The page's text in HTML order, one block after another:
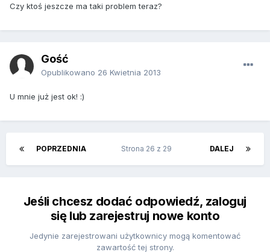
Czy ktoś jeszcze ma taki problem teraz?
Gość
Opublikowano 26 Kwietnia 2013
U mnie już jest ok! :)
POPRZEDNIA DALEJ
Strona 26 z 29
Jeśli chcesz dodać odpowiedź, zaloguj
się lub zarejestruj nowe konto
Jedynie zarejestrowani użytkownicy mogą komentować
zawartość tej strony.